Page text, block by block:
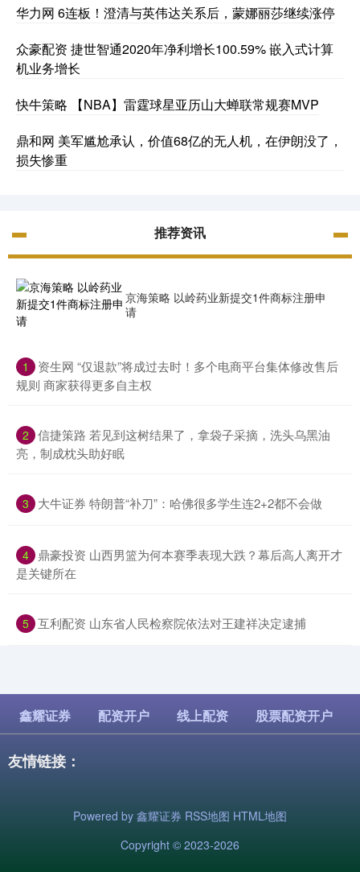
华力网 6连板！澄清与英伟达关系后，蒙娜丽莎继续涨停
众豪配资 捷世智通2020年净利增长100.59% 嵌入式计算
机业务增长
快牛策略 【NBA】雷霆球星亚历山大蝉联常规赛MVP
鼎和网 美军尴尬承认，价值68亿的无人机，在伊朗没了，
损失惨重
推荐资讯
京海策略 以岭药业新提交1件商标注册申
请
1
​资生网 “仅退款”将成过去时！多个电商平台集体修改售后
规则 商家获得更多自主权
2 ​信捷策路 若见到这树结果了，拿袋子采摘，洗头乌黑油
亮，制成枕头助好眠
3 ​大牛证券 特朗普“补刀”：哈佛很多学生连2+2都不会做
4 ​鼎豪投资 山西男篮为何本赛季表现大跌？幕后高人离开才
是关键所在
5 ​互利配资 山东省人民检察院依法对王建祥决定逮捕
鑫耀证券 配资开户 线上配资 股票配资开户
友情链接：
Powered by 鑫耀证券 RSS地图 HTML地图
Copyright © 2023-2026